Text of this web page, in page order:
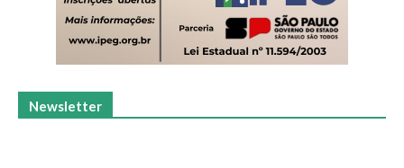
Newsletter